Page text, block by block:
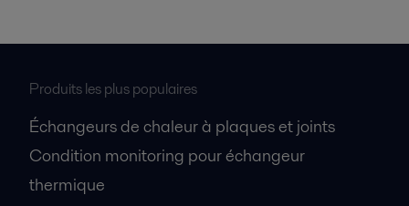
Produits les plus populaires
Échangeurs de chaleur à plaques et joints
Condition monitoring pour échangeur
thermique